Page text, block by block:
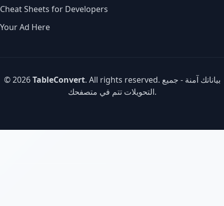
Cheat Sheets for Developers
Your Ad Here
© 2026TableConvert. All rights reserved. بياناتك آمنة - جميع
التحويلات تتم في متصفحك.